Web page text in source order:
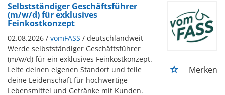
Selbstständiger Geschäftsführer
(m/w/d) für exklusives
Feinkostkonzept
02.08.2026 / vomFASS / deutschlandweit
Werde selbstständiger Geschäftsführer
(m/w/d) für ein exklusives Feinkostkonzept.
Leite deinen eigenen Standort und teile
deine Leidenschaft für hochwertige
Lebensmittel und Getränke mit Kunden.
Merken